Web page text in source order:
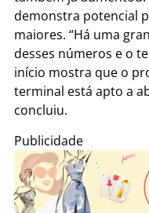
demonstra potencial
maiores. “Há uma
desses números e o
início mostra que o
terminal está apto a
concluiu.
Publicidade